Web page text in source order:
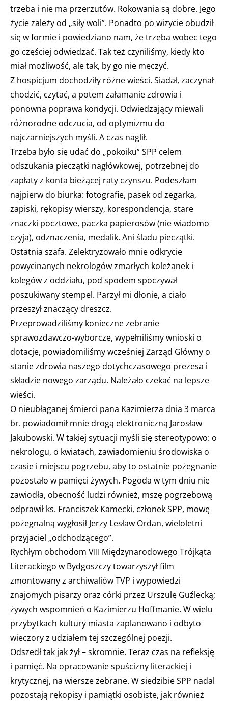
trzeba i nie ma przerzutów. Rokowania są dobre. Jego
życie zależy od „siły woli”. Ponadto po wizycie obudził
się w formie i powiedziano nam, że trzeba wobec tego
go częściej odwiedzać. Tak też czyniliśmy, kiedy kto
miał możliwość, ale tak, by go nie męczyć.
Z hospicjum dochodziły różne wieści. Siadał, zaczynał
chodzić, czytać, a potem załamanie zdrowia i
ponowna poprawa kondycji. Odwiedzający miewali
różnorodne odczucia, od optymizmu do
najczarniejszych myśli. A czas naglił.
Trzeba było się udać do „pokoiku” SPP celem
odszukania pieczątki nagłówkowej, potrzebnej do
zapłaty z konta bieżącej raty czynszu. Podeszłam
najpierw do biurka: fotografie, pasek od zegarka,
zapiski, rękopisy wierszy, korespondencja, stare
znaczki pocztowe, paczka papierosów (nie wiadomo
czyja), odznaczenia, medalik. Ani śladu pieczątki.
Ostatnia szafa. Zelektryzowało mnie odkrycie
powycinanych nekrologów zmarłych koleżanek i
kolegów z oddziału, pod spodem spoczywał
poszukiwany stempel. Parzył mi dłonie, a ciało
przeszył znaczący dreszcz.
Przeprowadziliśmy konieczne zebranie
sprawozdawczo-wyborcze, wypełniliśmy wnioski o
dotacje, powiadomiliśmy wcześniej Zarząd Główny o
stanie zdrowia naszego dotychczasowego prezesa i
składzie nowego zarządu. Należało czekać na lepsze
wieści.
O nieubłaganej śmierci pana Kazimierza dnia 3 marca
br. powiadomił mnie drogą elektroniczną Jarosław
Jakubowski. W takiej sytuacji myśli się stereotypowo: o
nekrologu, o kwiatach, zawiadomieniu środowiska o
czasie i miejscu pogrzebu, aby to ostatnie pożegnanie
pozostało w pamięci żywych. Pogoda w tym dniu nie
zawiodła, obecność ludzi również, mszę pogrzebową
odprawił ks. Franciszek Kamecki, członek SPP, mowę
pożegnalną wygłosił Jerzy Lesław Ordan, wieloletni
przyjaciel „odchodzącego”.
Rychłym obchodom VIII Międzynarodowego Trójkąta
Literackiego w Bydgoszczy towarzyszył film
zmontowany z archiwaliów TVP i wypowiedzi
znajomych pisarzy oraz córki przez Urszulę Guźlecką;
żywych wspomnień o Kazimierzu Hoffmanie. W wielu
przybytkach kultury miasta zaplanowano i odbyto
wieczory z udziałem tej szczególnej poezji.
Odszedł tak jak żył – skromnie. Teraz czas na refleksję
i pamięć. Na opracowanie spuścizny literackiej i
krytycznej, na wiersze zebrane. W siedzibie SPP nadal
pozostają rękopisy i pamiątki osobiste, jak również